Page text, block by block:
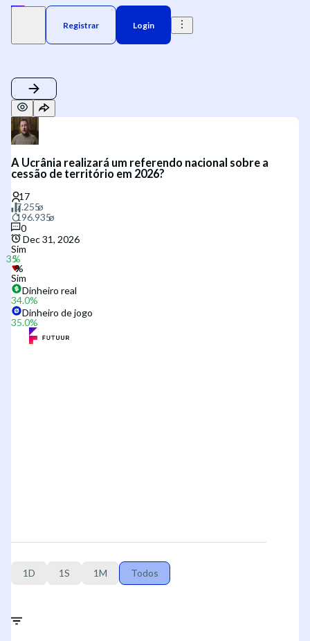
Registrar Login
A Ucrânia realizará um referendo nacional sobre a
cessão de território em 2026?
0
Dec 31, 2026
Sim
Sim
Dinheiro real
34.0%
Dinheiro de jogo
35.0%
1D 1S 1M Todos